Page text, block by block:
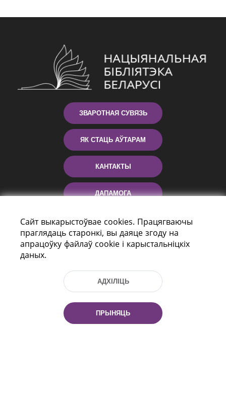
ЗВАРОТНАЯ СУВЯЗЬ
ЯК СТАЦЬ АЎТАРАМ
КАНТАКТЫ
ДАПАМОГА
праспект Незалежнасці 116
г. Мiнск, Рэспубліка Беларусь, 220114
Тэл.: (+375 17) 368 37 37, Факс: (+375 17)
Сайт выкарыстоўвае cookies. Працягваючы
праглядаць старонкі, вы даяце згоду на
апрацоўку файлаў cookie і карыстальніцкіх
даных.
АДХІЛІЦЬ
ПРЫНЯЦЬ